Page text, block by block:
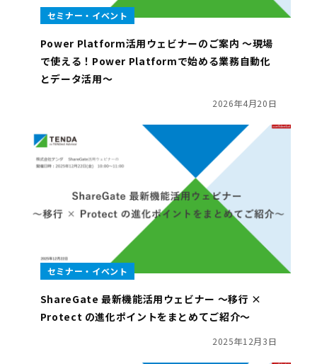
セミナー・イベント
Power Platform活用ウェビナーのご案内 ～現場
で使える！Power Platformで始める業務自動化
とデータ活用～
2026年4月20日
セミナー・イベント
ShareGate 最新機能活用ウェビナー ～移行 ×
Protect の進化ポイントをまとめてご紹介～
2025年12月3日